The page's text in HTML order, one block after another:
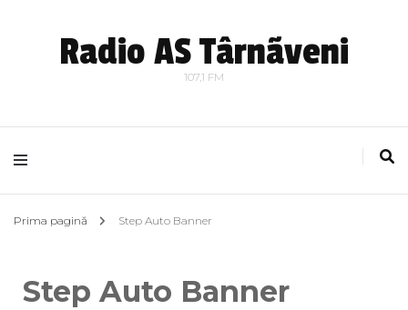
Radio AS Târnãveni
107,1 FM
Prima pagină Step Auto Banner
Step Auto Banner